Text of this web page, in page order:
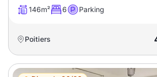
146m² 6 Parking
Poitiers